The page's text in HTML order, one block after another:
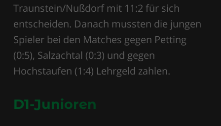
Traunstein/Nußdorf mit 11:2 für sich
entscheiden. Danach mussten die jungen
Spieler bei den Matches gegen Petting
(0:5), Salzachtal (0:3) und gegen
Hochstaufen (1:4) Lehrgeld zahlen.
D1-Junioren